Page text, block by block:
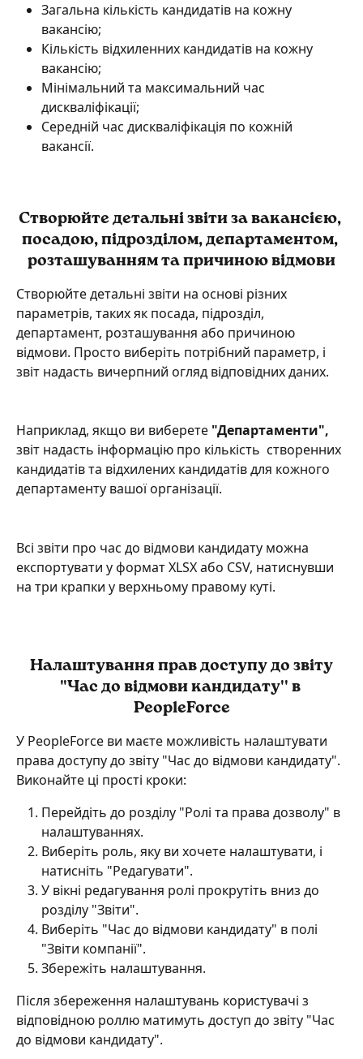
Загальна кількість кандидатів на кожну
вакансію;
Кількість відхиленних кандидатів на кожну
вакансію;
Мінімальний та максимальний час
дискваліфікації;
Середній час дискваліфікація по кожній
вакансії.
Створюйте детальні звіти за вакансією,
посадою, підрозділом, департаментом,
розташуванням та причиною відмови
Створюйте детальні звіти на основі різних
параметрів, таких як посада, підрозділ,
департамент, розташування або причиною
відмови. Просто виберіть потрібний параметр, і
звіт надасть вичерпний огляд відповідних даних.
Наприклад, якщо ви виберете "Департаменти",
звіт надасть інформацію про кількість  створенних
кандидатів та відхилених кандидатів для кожного
департаменту вашої організації.
Всі звіти про час до відмови кандидату можна
експортувати у формат XLSX або CSV, натиснувши
на три крапки у верхньому правому куті.
"Час до відмови кандидату'' в
PeopleForce
У PeopleForce ви маєте можливість налаштувати
права доступу до звіту "Час до відмови кандидату".
Виконайте ці прості кроки:
Перейдіть до розділу "Ролі та права дозволу" в
налаштуваннях.
Виберіть роль, яку ви хочете налаштувати, і
натисніть "Редагувати".
У вікні редагування ролі прокрутіть вниз до
розділу "Звіти".
Виберіть "Час до відмови кандидату" в полі
"Звіти компанії".
Збережіть налаштування.
Після збереження налаштувань користувачі з
відповідною роллю матимуть доступ до звіту "Час
до відмови кандидату".